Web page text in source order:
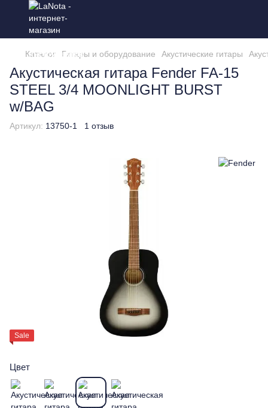
Каталог Гитары и оборудование Акустические гитары
Акустическая гитара Fender FA-15
STEEL 3/4 MOONLIGHT BURST
w/BAG
Артикул: 13750-1 1 отзыв
Sale
Цвет